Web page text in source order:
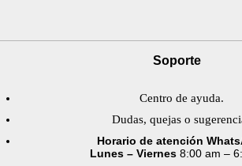
Soporte
Centro de ayuda.
Dudas, quejas o
Horario de atención
Lunes – Viernes8:00 am –